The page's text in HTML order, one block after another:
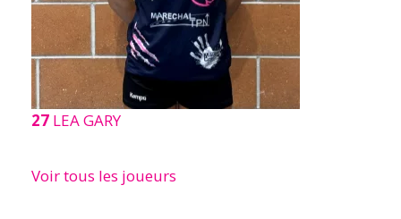
27 LEA GARY
Voir tous les joueurs